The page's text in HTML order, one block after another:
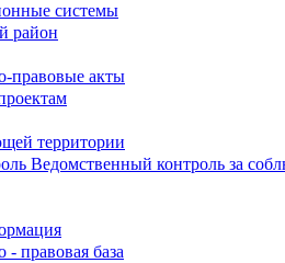
системы
район
правовые акты
территории
Ведомственный контроль за
правовая база